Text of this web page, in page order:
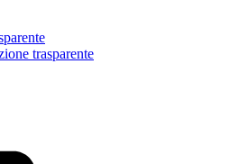
trasparente